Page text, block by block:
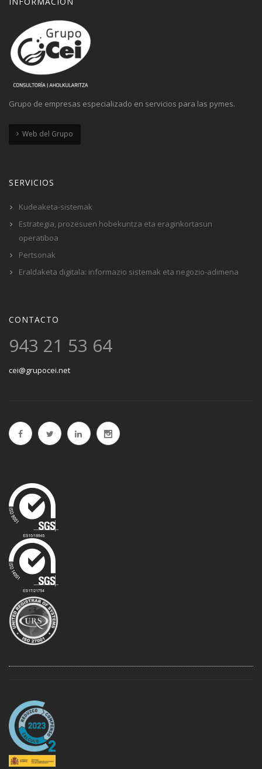
Grupo de empresas especializado en servicios para las pymes.
Web del Grupo
SERVICIOS
Kudeaketa-sistemak
Estrategia, prozesuen hobekuntza eta eraginkortasun
operatiboa
Pertsonak
Eraldaketa digitala: informazio sistemak eta negozio-adimena
CONTACTO
943 21 53 64
cei@grupocei.net